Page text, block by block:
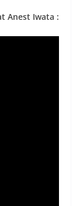
Anest Iwata :